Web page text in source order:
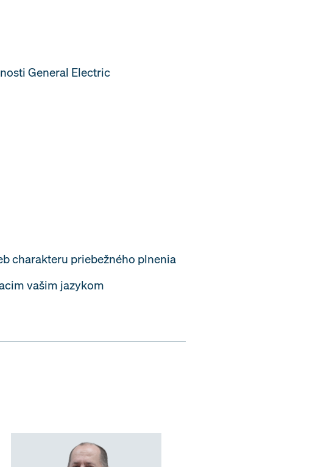
General Electric
charakteru priebežného plnenia
vašim jazykom